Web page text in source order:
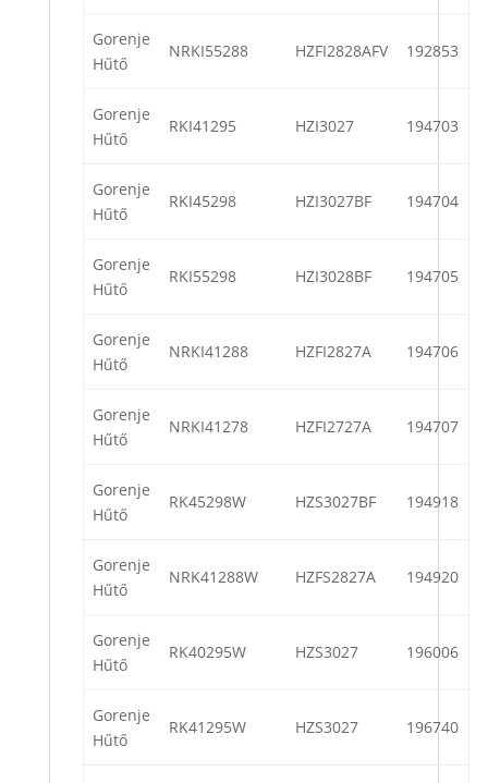
Gorenje
Hűtő
NRKI55288 HZFI2828AFV 192853
Gorenje
Hűtő
RKI41295 HZI3027 194703
Gorenje
Hűtő
RKI45298 HZI3027BF 194704
Gorenje
Hűtő
RKI55298 HZI3028BF 194705
Gorenje
Hűtő
NRKI41288 HZFI2827A 194706
Gorenje
Hűtő
NRKI41278 HZFI2727A 194707
Gorenje
Hűtő
RK45298W HZS3027BF 194918
Gorenje
Hűtő
NRK41288W HZFS2827A 194920
Gorenje
Hűtő
RK40295W HZS3027 196006
Gorenje
Hűtő
RK41295W HZS3027 196740